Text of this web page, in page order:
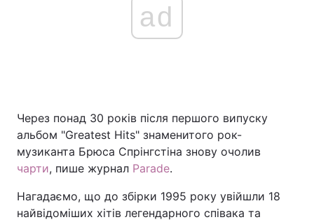
Головна Війна
Україна Політика
Спорт Наука
ad
Через понад 30 років після першого випуску
альбом "Greatest Hits" знаменитого рок-
музиканта Брюса Спрінгстіна знову очолив
чарти, пише журнал Parade.
Нагадаємо, що до збірки 1995 року увійшли 18
найвідоміших хітів легендарного співака та